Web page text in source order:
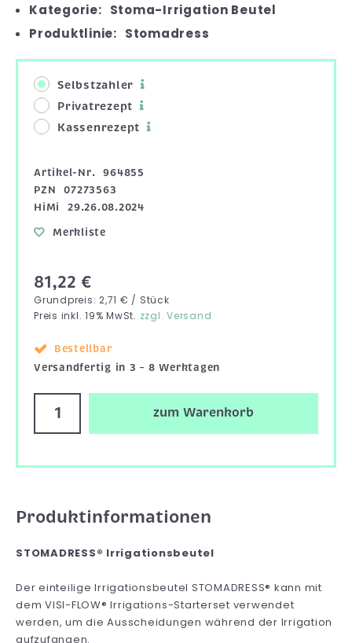
Kategorie: Stoma-Irrigation Beutel
Produktlinie: Stomadress
Selbstzahler
Privatrezept
Kassenrezept
Artikel-Nr.
964855
PZN
07273563
HiMi
29.26.08.2024
Merkliste
81,22 €
Grundpreis: 2,71 € / Stück
Preis inkl. 19% MwSt. zzgl. Versand
Bestellbar
Versandfertig in 3 – 8 Werktagen
zum Warenkorb
Produktinformationen
STOMADRESS® Irrigationsbeutel
Der einteilige Irrigationsbeutel STOMADRESS® kann mit
dem VISI-FLOW® Irrigations-Starterset verwendet
werden, um die Ausscheidungen während der Irrigation
aufzufangen.